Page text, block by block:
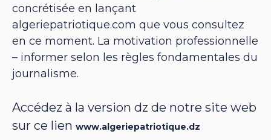
concrétisée en lançant
algeriepatriotique.com que vous consultez
en ce moment. La motivation professionnelle
– informer selon les règles fondamentales du
journalisme.
Accédez à la version dz de notre site web
sur ce lien www.algeriepatriotique.dz